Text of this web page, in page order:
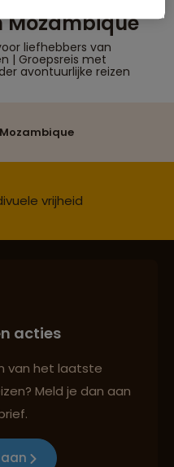
Mozambique
Mozambique
liefhebbers van
| Groepsreis met
avontuurlijke reizen
vrijheid
reisadvies
cultuur en milieu
acties
van het laatste
Meld je dan aan